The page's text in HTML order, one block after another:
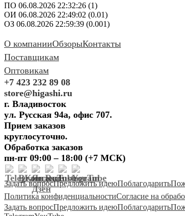
ПО 06.08.2026 22:32:26 (1)
ОИ 06.08.2026 22:49:02 (0.01)
ОЗ 06.08.2026 22:59:39 (0.001)
О компанииОбзорыКонтакты
Поставщикам
Оптовикам
+7 423 232 89 08
store@higashi.ru
г. Владивосток
ул. Русская 94а, офис 707.
Прием заказов
круглосуточно.
Обработка заказов
пн-пт 09:00 – 18:00 (+7 МСК)
Задать вопросПредложить идеюПоблагодарить
Политика конфиденциальностиСогласие на
Задать вопросПредложить идеюПоблагодарить